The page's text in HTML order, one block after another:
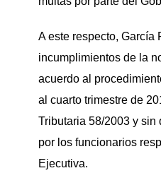
A este respecto, García
incumplimientos de la
acuerdo al
al cuarto trimestre de
Tributaria 58/2003 y
por los funcionarios
Ejecutiva.